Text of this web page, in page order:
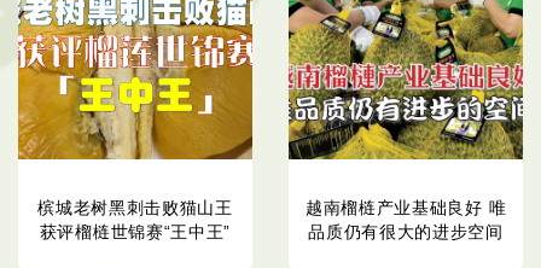
槟城老树黑刺击败猫山王
获评榴梿世锦赛“王中王”
越南榴梿产业基础良好 唯
品质仍有很大的进步空间